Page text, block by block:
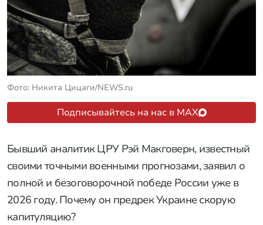
Фото: Никита Цицаги/NEWS.ru
Подписывайтесь на нас в MAX
Бывший аналитик ЦРУ Рэй Макговерн, известный
своими точными военными прогнозами, заявил о
полной и безоговорочной победе России уже в
2026 году. Почему он предрек Украине скорую
капитуляцию?